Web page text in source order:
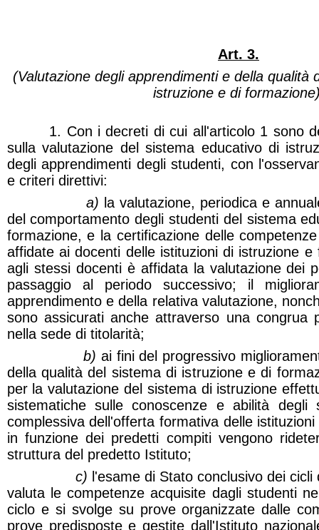
Art. 3.
(Valutazione degli apprendimenti e della qualità
istruzione e di
1. Con i decreti di cui all'articolo 1 sono
sulla valutazione del sistema educativo di
degli apprendimenti degli studenti, con
e criteri direttivi:
a) la valutazione, periodica e
del comportamento degli studenti del sistema
formazione, e la certificazione delle
affidate ai docenti delle istituzioni di istruzione
agli stessi docenti è affidata la valutazione dei
passaggio al periodo successivo; il
apprendimento e della relativa valutazione,
sono assicurati anche attraverso una congrua
nella sede di titolarità;
b) ai fini del progressivo
della qualità del sistema di istruzione e di
per la valutazione del sistema di istruzione
sistematiche sulle conoscenze e abilità degli
complessiva dell'offerta formativa delle
in funzione dei predetti compiti vengono
struttura del predetto Istituto;
c) l'esame di Stato conclusivo dei
valuta le competenze acquisite dagli studenti
ciclo e si svolge su prove organizzate dalle
prove predisposte e gestite dall'Istituto